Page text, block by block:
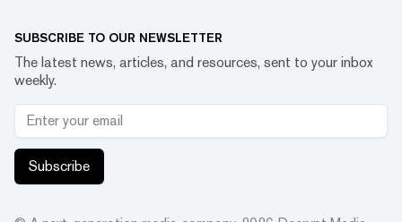
SUBSCRIBE TO OUR NEWSLETTER
The latest news, articles, and resources, sent to your inbox
weekly.
Subscribe